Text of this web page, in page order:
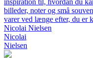
inspiration til, hvordan du
billeder, noter og små
varer ved længe efter, du er
Nicolai Nielsen
Nicolai
Nielsen